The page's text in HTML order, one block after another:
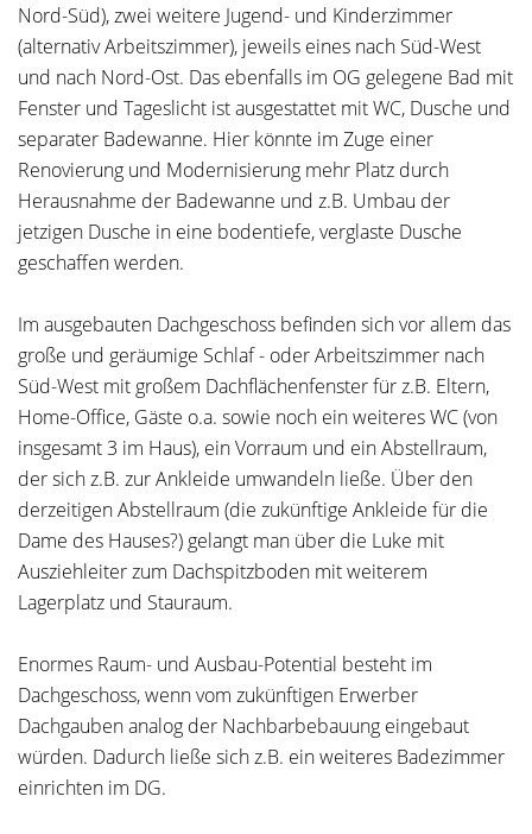
Nord-Süd), zwei weitere Jugend- und Kinderzimmer
(alternativ Arbeitszimmer), jeweils eines nach Süd-West
und nach Nord-Ost. Das ebenfalls im OG gelegene Bad mit
Fenster und Tageslicht ist ausgestattet mit WC, Dusche und
separater Badewanne. Hier könnte im Zuge einer
Renovierung und Modernisierung mehr Platz durch
Herausnahme der Badewanne und z.B. Umbau der
jetzigen Dusche in eine bodentiefe, verglaste Dusche
geschaffen werden.
Im ausgebauten Dachgeschoss befinden sich vor allem das
große und geräumige Schlaf - oder Arbeitszimmer nach
Süd-West mit großem Dachflächenfenster für z.B. Eltern,
Home-Office, Gäste o.a. sowie noch ein weiteres WC (von
insgesamt 3 im Haus), ein Vorraum und ein Abstellraum,
der sich z.B. zur Ankleide umwandeln ließe. Über den
derzeitigen Abstellraum (die zukünftige Ankleide für die
Dame des Hauses?) gelangt man über die Luke mit
Ausziehleiter zum Dachspitzboden mit weiterem
Lagerplatz und Stauraum.
Enormes Raum- und Ausbau-Potential besteht im
Dachgeschoss, wenn vom zukünftigen Erwerber
Dachgauben analog der Nachbarbebauung eingebaut
würden. Dadurch ließe sich z.B. ein weiteres Badezimmer
einrichten im DG.